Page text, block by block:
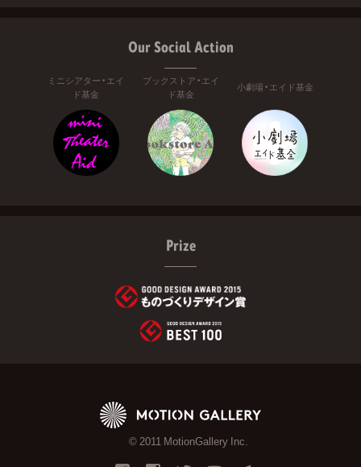
Our Social Action
ミニシアター・エイ
ド基金
ブックストア・エイ
ド基金
小劇場・エイド基金
Prize
© 2011 MotionGallery Inc.